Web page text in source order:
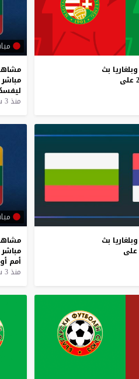
وبلغاريا بث
على
مباشر
منذ 3 سنوات
وبلغاريا بث
على
مباشر
أمم
منذ 3 سنوات